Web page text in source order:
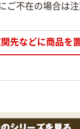
ご不在の場合は
先などに商品を